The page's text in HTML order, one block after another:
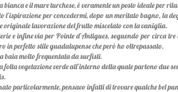
bianca e il mare turchese, è veramente un posto ideale per
l’ispirazione per concedermi, dopo un meritato bagno, la
originale lavorazione del frutto miscelato con la vaniglia.
e infine via per Pointe d’Antigues, seguendo per circa
in perfetto stile guadalupense che però ho oltrepassato.
baia molto frequentata da surfisti.
folta vegetazione verde all’interno della quale partono
particolarmente, pensavo infatti di trovare qualche bel